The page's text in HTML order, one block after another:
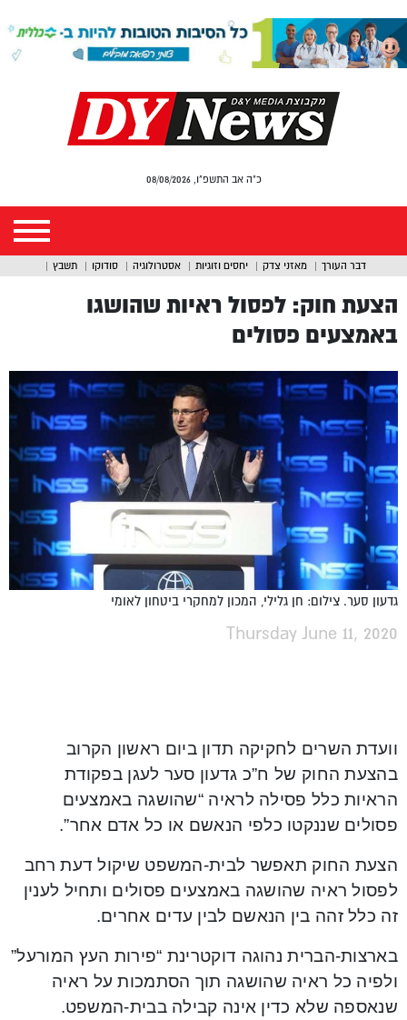
כ"ה אב התשפ"ו, 08/08/2026
דבר העורך מאזני צדק יחסים וזוגיות אסטרולוגיה סודוקו תשבץ
הצעת חוק: לפסול ראיות שהושגו
באמצעים פסולים
גדעון סער. צילום: חן גלילי, המכון למחקרי ביטחון לאומי
Thursday June 11, 2020
וועדת השרים לחקיקה תדון ביום ראשון הקרוב
בהצעת החוק של ח”כ גדעון סער לעגן בפקודת
הראיות כלל פסילה לראיה “שהושגה באמצעים
פסולים שננקטו כלפי הנאשם או כל אדם אחר”.
הצעת החוק תאפשר לבית-המשפט שיקול דעת רחב
לפסול ראיה שהושגה באמצעים פסולים ותחיל לענין
זה כלל זהה בין הנאשם לבין עדים אחרים.
בארצות-הברית נהוגה דוקטרינת “פירות העץ המורעל”
ולפיה כל ראיה שהושגה תוך הסתמכות על ראיה
שנאספה שלא כדין אינה קבילה בבית-המשפט.